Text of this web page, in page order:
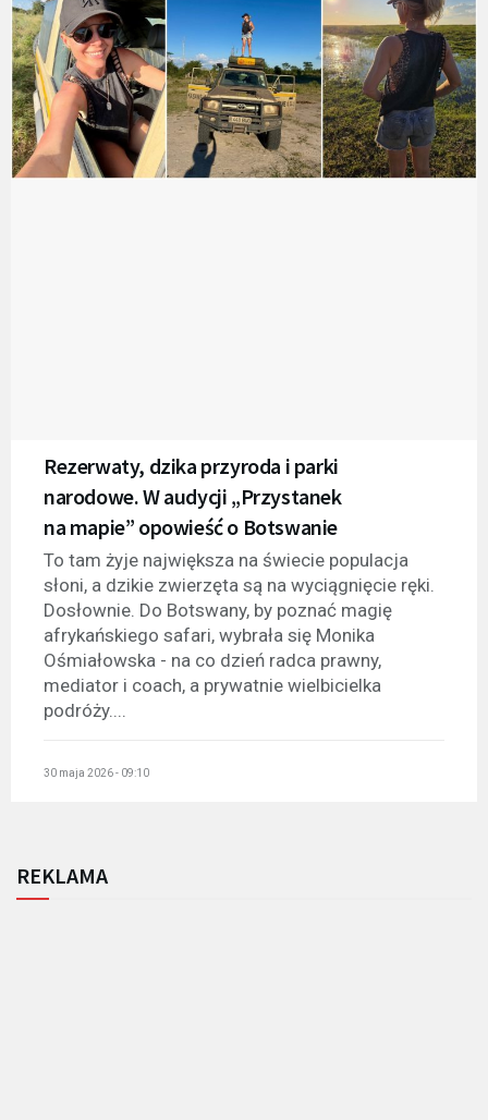
Rezerwaty, dzika przyroda i parki
narodowe. W audycji „Przystanek
na mapie” opowieść o Botswanie
To tam żyje największa na świecie populacja
słoni, a dzikie zwierzęta są na wyciągnięcie ręki.
Dosłownie. Do Botswany, by poznać magię
afrykańskiego safari, wybrała się Monika
Ośmiałowska - na co dzień radca prawny,
mediator i coach, a prywatnie wielbicielka
podróży....
30 maja 2026 - 09:10
REKLAMA